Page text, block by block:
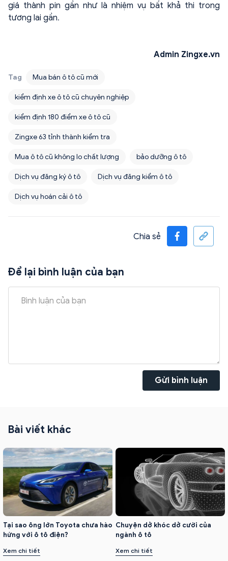
giá thành pin gần như là nhiệm vụ bất khả thi trong
tương lai gần.
Admin Zingxe.vn
Tag Mua bán ô tô cũ mới
kiểm định xe ô tô cũ chuyên nghiệp
kiểm định 180 điểm xe ô tô cũ
Zingxe 63 tỉnh thành kiểm tra
Mua ô tô cũ không lo chất lượng bảo dưỡng ô tô
Dịch vụ đăng ký ô tô Dịch vụ đăng kiểm ô tô
Dịch vụ hoán cải ô tô
Chia sẻ
Để lại bình luận của bạn
Gửi bình luận
Bài viết khác
Tại sao ông lớn Toyota chưa hào
hứng với ô tô điện?
Xem chi tiết
Chuyện dở khóc dở cười của
ngành ô tô
Xem chi tiết